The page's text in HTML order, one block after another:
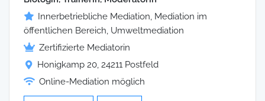
Innerbetriebliche Mediation, Mediation im
öffentlichen Bereich, Umweltmediation
Zertifizierte Mediatorin
Honigkamp 20, 24211 Postfeld
Online-Mediation möglich